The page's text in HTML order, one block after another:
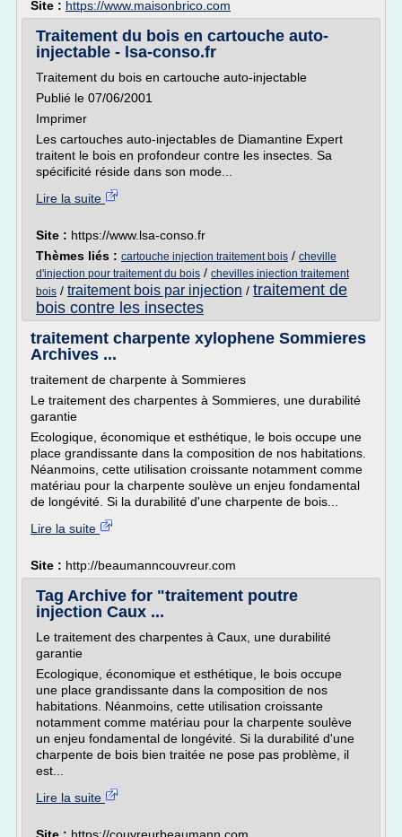
Site : https://www.maisonbrico.com
Traitement du bois en cartouche auto-
injectable - lsa-conso.fr
Traitement du bois en cartouche auto-injectable
Publié le 07/06/2001
Imprimer
Les cartouches auto-injectables de Diamantine Expert
traitent le bois en profondeur contre les insectes. Sa
spécificité réside dans son mode...
Lire la suite
Site : https://www.lsa-conso.fr
Thèmes liés : cartouche injection traitement bois / cheville
d'injection pour traitement du bois / chevilles injection traitement
bois / traitement bois par injection / traitement de
bois contre les insectes
traitement charpente xylophene Sommieres
Archives ...
traitement de charpente à Sommieres
Le traitement des charpentes à Sommieres, une durabilité
garantie
Ecologique, économique et esthétique, le bois occupe une
place grandissante dans la composition de nos habitations.
Néanmoins, cette utilisation croissante notamment comme
matériau pour la charpente soulève un enjeu fondamental
de longévité. Si la durabilité d'une charpente de bois...
Lire la suite
Site : http://beaumanncouvreur.com
Tag Archive for "traitement poutre
injection Caux ...
Le traitement des charpentes à Caux, une durabilité
garantie
Ecologique, économique et esthétique, le bois occupe
une place grandissante dans la composition de nos
habitations. Néanmoins, cette utilisation croissante
notamment comme matériau pour la charpente soulève
un enjeu fondamental de longévité. Si la durabilité d'une
charpente de bois bien traitée ne pose pas problème, il
est...
Lire la suite